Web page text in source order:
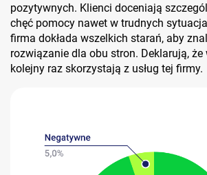
pozytywnych. Klienci doceniają
chęć pomocy nawet w trudnych
firma dokłada wszelkich starań, aby
rozwiązanie dla obu stron. Deklarują, że
kolejny raz skorzystają z usług tej firmy.